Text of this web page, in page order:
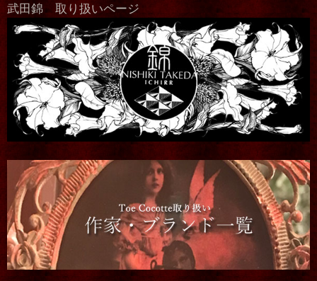
武田錦 取り扱いページ